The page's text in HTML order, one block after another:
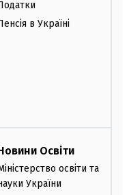
в Україні
Освіти
освіти та
України